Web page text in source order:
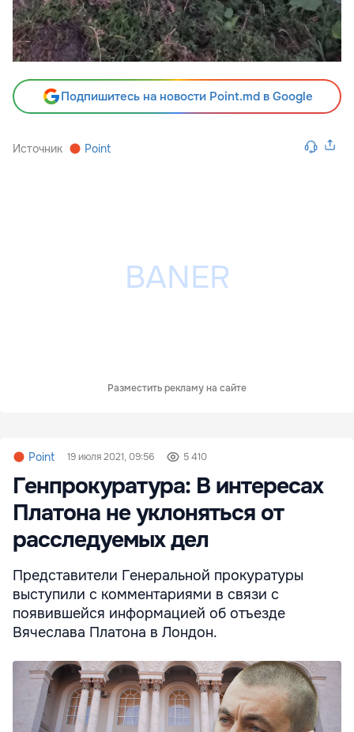
Подпишитесь на новости Point.md в Google
Источник Point
Разместить рекламу на сайте
Point 19 июля 2021, 09:56 5 410
Генпрокуратура: В интересах
Платона не уклоняться от
расследуемых дел
Представители Генеральной прокуратуры
выступили с комментариями в связи с
появившейся информацией об отъезде
Вячеслава Платона в Лондон.